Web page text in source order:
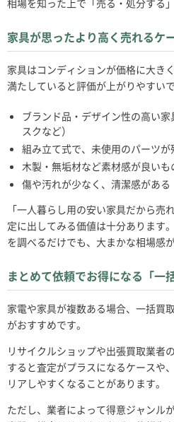
家具が思ったより高く売れるケ
家具はコンディションが価格に大き
満たしていると評価が上がりやすいで
ブランド品・デザイン性の高い
スクなど）
組み立て式で、未使用のパーツが
木製・無垢材など素材感が良いも
傷や汚れが少なく、清潔感がある
「一人暮らし用の安い家具だから売
定に出してみる価値は十分あります
を調べるだけでも、大まかな相場感
まとめて依頼でお得になる「一
家電や家具が複数ある場合、一括買
がおすすめです。
リサイクルショップや出張買取業者
すると査定がプラスになるケースや
リアしやすくなることがあります。
ただし、業者によって得意ジャンル